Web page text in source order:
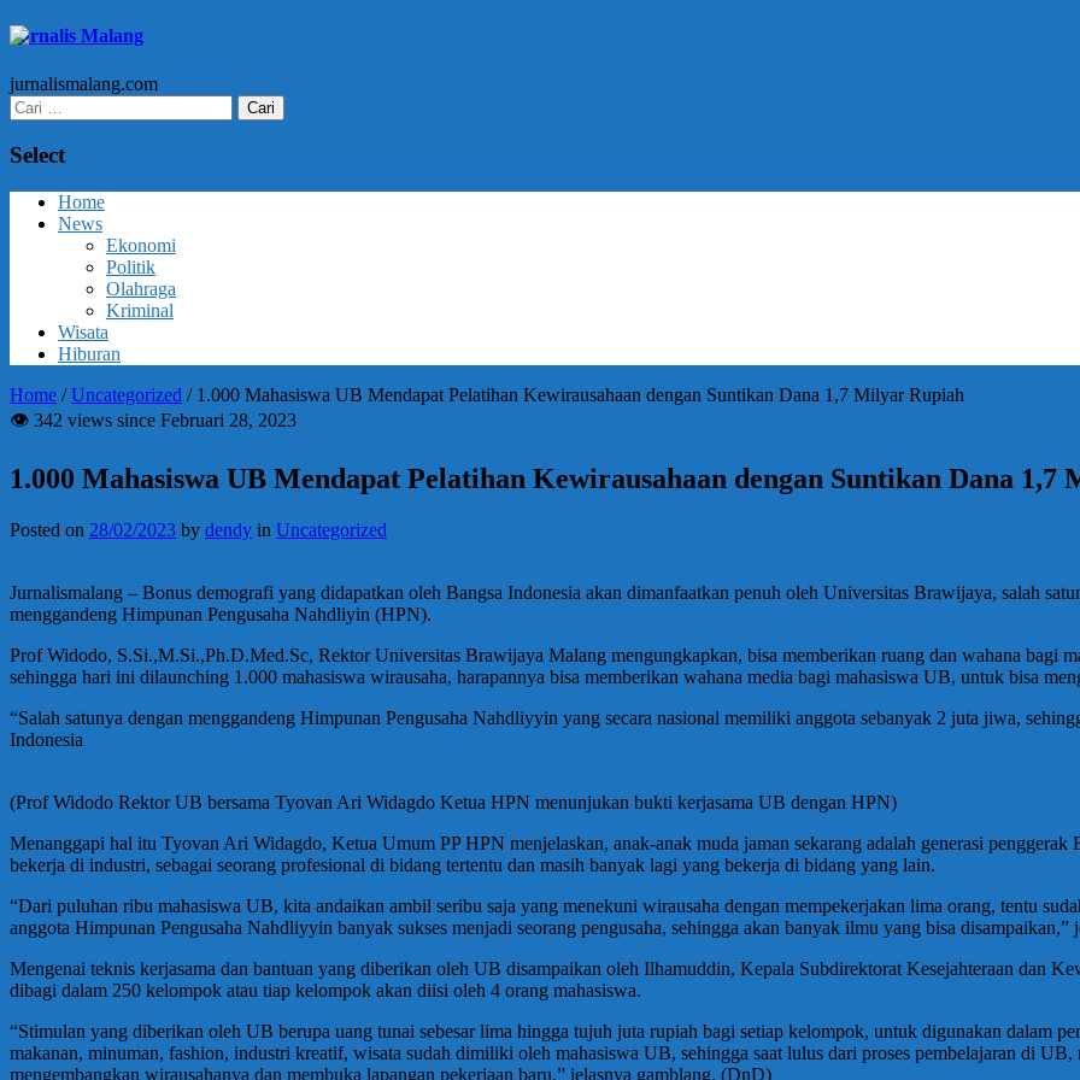
Jurnalis Malang
jurnalismalang.com
Cari
untuk:
Select
Home
News
Ekonomi
Politik
Olahraga
Kriminal
Wisata
Hiburan
Home /Uncategorized / 1.000 Mahasiswa UB Mendapat Pelatihan Kewirausahaan dengan Suntikan Dana 1,7 Milyar Rupiah
👁 342 views since Februari 28, 2023
1.000 Mahasiswa UB Mendapat Pelatihan Kewirausahaan dengan Suntikan Dana 1,7
Posted on 28/02/2023 by dendy in Uncategorized
Jurnalismalang – Bonus demografi yang didapatkan oleh Bangsa Indonesia akan dimanfaatkan penuh oleh Universitas Brawijaya, salah
menggandeng Himpunan Pengusaha Nahdliyin (HPN).
Prof Widodo, S.Si.,M.Si.,Ph.D.Med.Sc, Rektor Universitas Brawijaya Malang mengungkapkan, bisa memberikan ruang dan wahana bagi
sehingga hari ini dilaunching 1.000 mahasiswa wirausaha, harapannya bisa memberikan wahana media bagi mahasiswa UB, untuk bisa
“Salah satunya dengan menggandeng Himpunan Pengusaha Nahdliyyin yang secara nasional memiliki anggota sebanyak 2 juta jiwa,
Indonesia
(Prof Widodo Rektor UB bersama Tyovan Ari Widagdo Ketua HPN menunjukan bukti kerjasama UB dengan HPN)
Menanggapi hal itu Tyovan Ari Widagdo, Ketua Umum PP HPN menjelaskan, anak-anak muda jaman sekarang adalah generasi penggerak
bekerja di industri, sebagai seorang profesional di bidang tertentu dan masih banyak lagi yang bekerja di bidang yang lain.
“Dari puluhan ribu mahasiswa UB, kita andaikan ambil seribu saja yang menekuni wirausaha dengan mempekerjakan lima orang, tentu
anggota Himpunan Pengusaha Nahdliyyin banyak sukses menjadi seorang pengusaha, sehingga akan banyak ilmu yang bisa
Mengenai teknis kerjasama dan bantuan yang diberikan oleh UB disampaikan oleh Ilhamuddin, Kepala Subdirektorat Kesejahteraan dan
dibagi dalam 250 kelompok atau tiap kelompok akan diisi oleh 4 orang mahasiswa.
“Stimulan yang diberikan oleh UB berupa uang tunai sebesar lima hingga tujuh juta rupiah bagi setiap kelompok, untuk digunakan dalam
makanan, minuman, fashion, industri kreatif, wisata sudah dimiliki oleh mahasiswa UB, sehingga saat lulus dari proses pembelajaran di
mengembangkan wirausahanya dan membuka lapangan pekerjaan baru,” jelasnya gamblang. (DnD)